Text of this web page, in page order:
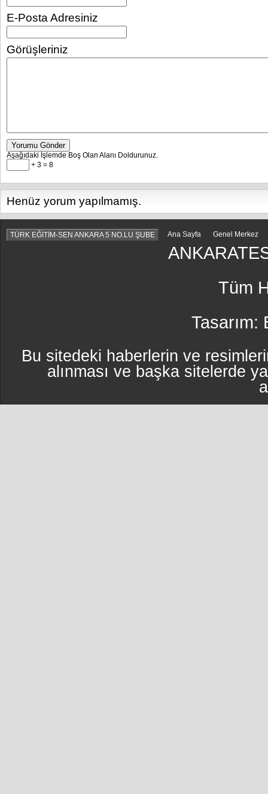
E-Posta Adresiniz
Görüşleriniz
Yorumu Gönder
Aşağıdaki İşlemde Boş Olan Alanı Doldurunuz.
+ 3 = 8
Henüz yorum yapılmamış.
TÜRK EĞİTİM-SEN ANKARA 5 NO.LU ŞUBE Ana Sayfa Genel Merkez
Tüm
Tasarım:
Bu sitedeki haberlerin ve
alınması ve başka sitelerde